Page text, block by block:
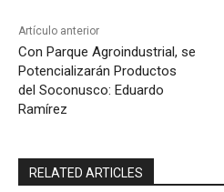
Artículo anterior
Con Parque Agroindustrial, se
Potencializarán Productos
del Soconusco: Eduardo
Ramírez
RELATED ARTICLES